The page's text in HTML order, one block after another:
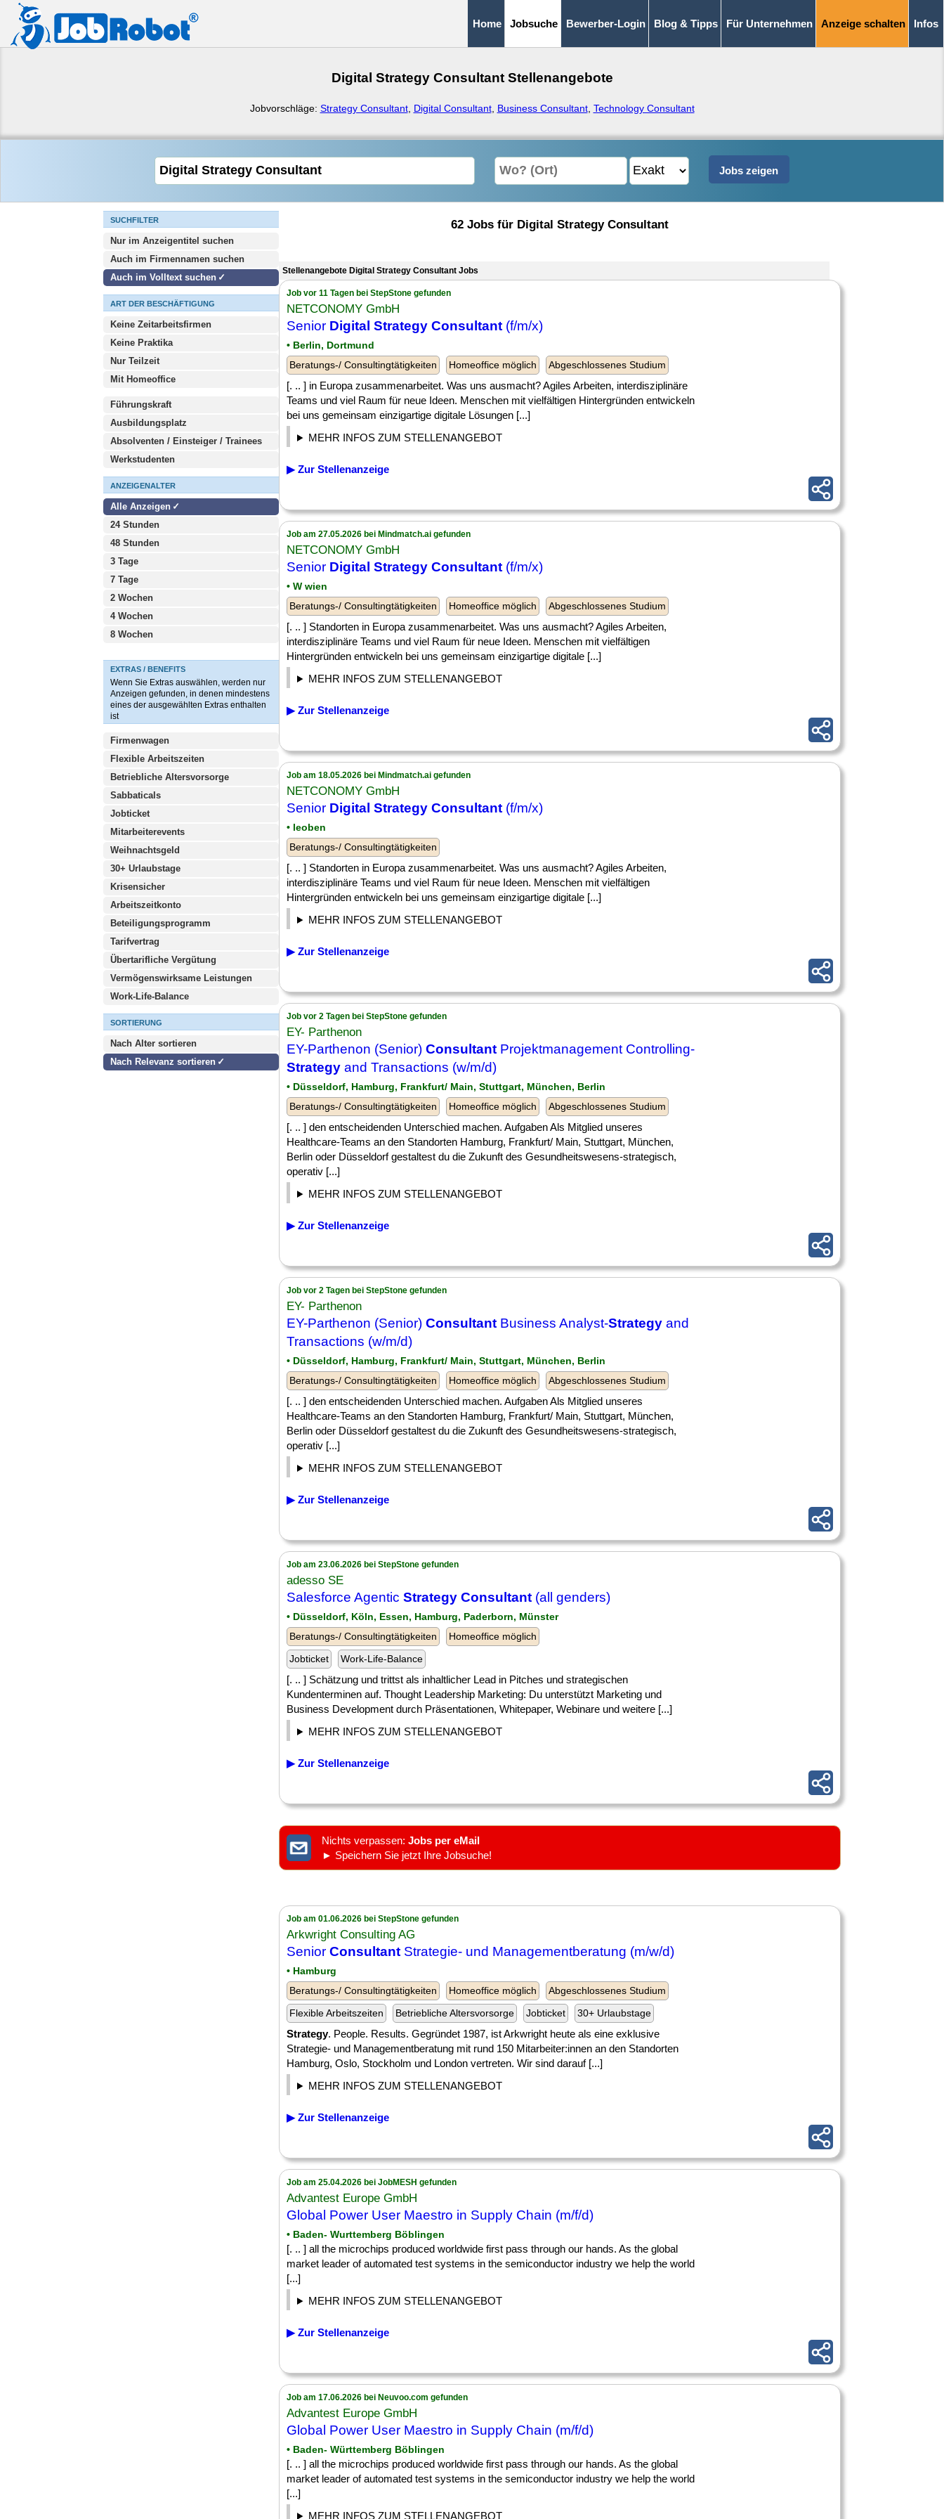
Home Jobsuche Bewerber-Login Blog & Tipps Für Unternehmen Anzeige schalten Infos
Digital Strategy Consultant Stellenangebote
Jobvorschläge: Strategy Consultant, Digital Consultant, Business Consultant, Technology Consultant
SUCHFILTER
Nur im Anzeigentitel suchen
Auch im Firmennamen suchen
Auch im Volltext suchen
ART DER BESCHÄFTIGUNG
Keine Zeitarbeitsfirmen
Keine Praktika
Nur Teilzeit
Mit Homeoffice
Führungskraft
Ausbildungsplatz
Absolventen / Einsteiger / Trainees
Werkstudenten
ANZEIGENALTER
Alle Anzeigen
24 Stunden
48 Stunden
3 Tage
7 Tage
2 Wochen
4 Wochen
8 Wochen
EXTRAS / BENEFITS
Wenn Sie Extras auswählen, werden nur
Anzeigen gefunden, in denen mindestens
eines der ausgewählten Extras enthalten
ist
Firmenwagen
Flexible Arbeitszeiten
Betriebliche Altersvorsorge
Sabbaticals
Jobticket
Mitarbeiterevents
Weihnachtsgeld
30+ Urlaubstage
Krisensicher
Arbeitszeitkonto
Beteiligungsprogramm
Tarifvertrag
Übertarifliche Vergütung
Vermögenswirksame Leistungen
Work-Life-Balance
SORTIERUNG
Nach Alter sortieren
Nach Relevanz sortieren
62 Jobs für Digital Strategy Consultant
Stellenangebote Digital Strategy Consultant Jobs
Job vor 11 Tagen bei StepStone gefunden
NETCONOMY GmbH
Senior Digital Strategy Consultant (f/m/x)
• Berlin, Dortmund
Beratungs-/ Consultingtätigkeiten
Homeoffice möglich Abgeschlossenes Studium
[. .. ] in Europa zusammenarbeitet. Was uns ausmacht? Agiles Arbeiten, interdisziplinäre
Teams und viel Raum für neue Ideen. Menschen mit vielfältigen Hintergründen entwickeln
bei uns gemeinsam einzigartige digitale Lösungen [...]
MEHR INFOS ZUM STELLENANGEBOT
▶ Zur Stellenanzeige
Job am 27.05.2026 bei Mindmatch.ai gefunden
NETCONOMY GmbH
Senior Digital Strategy Consultant (f/m/x)
• W wien
Beratungs-/ Consultingtätigkeiten
Homeoffice möglich Abgeschlossenes Studium
[. .. ] Standorten in Europa zusammenarbeitet. Was uns ausmacht? Agiles Arbeiten,
interdisziplinäre Teams und viel Raum für neue Ideen. Menschen mit vielfältigen
Hintergründen entwickeln bei uns gemeinsam einzigartige digitale [...]
MEHR INFOS ZUM STELLENANGEBOT
▶ Zur Stellenanzeige
Job am 18.05.2026 bei Mindmatch.ai gefunden
NETCONOMY GmbH
Senior Digital Strategy Consultant (f/m/x)
• leoben
Beratungs-/ Consultingtätigkeiten
[. .. ] Standorten in Europa zusammenarbeitet. Was uns ausmacht? Agiles Arbeiten,
interdisziplinäre Teams und viel Raum für neue Ideen. Menschen mit vielfältigen
Hintergründen entwickeln bei uns gemeinsam einzigartige digitale [...]
MEHR INFOS ZUM STELLENANGEBOT
▶ Zur Stellenanzeige
Job vor 2 Tagen bei StepStone gefunden
EY- Parthenon
EY-Parthenon (Senior) Consultant Projektmanagement Controlling-
Strategy and Transactions (w/m/d)
• Düsseldorf, Hamburg, Frankfurt/ Main, Stuttgart, München, Berlin
Beratungs-/ Consultingtätigkeiten
Homeoffice möglich Abgeschlossenes Studium
[. .. ] den entscheidenden Unterschied machen. Aufgaben Als Mitglied unseres
Healthcare-Teams an den Standorten Hamburg, Frankfurt/ Main, Stuttgart, München,
Berlin oder Düsseldorf gestaltest du die Zukunft des Gesundheitswesens-strategisch,
operativ [...]
MEHR INFOS ZUM STELLENANGEBOT
▶ Zur Stellenanzeige
Job vor 2 Tagen bei StepStone gefunden
EY- Parthenon
EY-Parthenon (Senior) Consultant Business Analyst-Strategy and
Transactions (w/m/d)
• Düsseldorf, Hamburg, Frankfurt/ Main, Stuttgart, München, Berlin
Beratungs-/ Consultingtätigkeiten
Homeoffice möglich Abgeschlossenes Studium
[. .. ] den entscheidenden Unterschied machen. Aufgaben Als Mitglied unseres
Healthcare-Teams an den Standorten Hamburg, Frankfurt/ Main, Stuttgart, München,
Berlin oder Düsseldorf gestaltest du die Zukunft des Gesundheitswesens-strategisch,
operativ [...]
MEHR INFOS ZUM STELLENANGEBOT
▶ Zur Stellenanzeige
Job am 23.06.2026 bei StepStone gefunden
adesso SE
Salesforce Agentic Strategy Consultant (all genders)
• Düsseldorf, Köln, Essen, Hamburg, Paderborn, Münster
Beratungs-/ Consultingtätigkeiten
Homeoffice möglich
Jobticket
Work-Life-Balance
[. .. ] Schätzung und trittst als inhaltlicher Lead in Pitches und strategischen
Kundenterminen auf. Thought Leadership Marketing: Du unterstützt Marketing und
Business Development durch Präsentationen, Whitepaper, Webinare und weitere [...]
MEHR INFOS ZUM STELLENANGEBOT
▶ Zur Stellenanzeige
Nichts verpassen: Jobs per eMail
► Speichern Sie jetzt Ihre Jobsuche!
Job am 01.06.2026 bei StepStone gefunden
Arkwright Consulting AG
Senior Consultant Strategie- und Managementberatung (m/w/d)
• Hamburg
Beratungs-/ Consultingtätigkeiten
Homeoffice möglich
Abgeschlossenes Studium
Flexible Arbeitszeiten
Betriebliche Altersvorsorge Jobticket 30+ Urlaubstage
Strategy. People. Results. Gegründet 1987, ist Arkwright heute als eine exklusive
Strategie- und Managementberatung mit rund 150 Mitarbeiter:innen an den Standorten
Hamburg, Oslo, Stockholm und London vertreten. Wir sind darauf [...]
MEHR INFOS ZUM STELLENANGEBOT
▶ Zur Stellenanzeige
Job am 25.04.2026 bei JobMESH gefunden
Advantest Europe GmbH
Global Power User Maestro in Supply Chain (m/f/d)
• Baden- Wurttemberg Böblingen
[. .. ] all the microchips produced worldwide first pass through our hands. As the global
market leader of automated test systems in the semiconductor industry we help the world
[...]
MEHR INFOS ZUM STELLENANGEBOT
▶ Zur Stellenanzeige
Job am 17.06.2026 bei Neuvoo.com gefunden
Advantest Europe GmbH
Global Power User Maestro in Supply Chain (m/f/d)
• Baden- Württemberg Böblingen
[. .. ] all the microchips produced worldwide first pass through our hands. As the global
market leader of automated test systems in the semiconductor industry we help the world
[...]
MEHR INFOS ZUM STELLENANGEBOT